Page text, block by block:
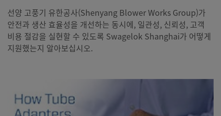
선양 고풍기 유한공사(Shenyang Blower Works Group)가
안전과 생산 효율성을 개선하는 동시에, 일관성, 신뢰성, 고객
비용 절감을 실현할 수 있도록 Swagelok Shanghai가 어떻게
지원했는지 알아보십시오.